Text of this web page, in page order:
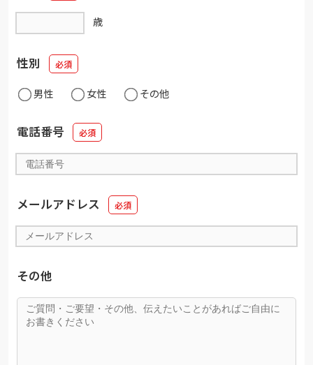
歳
性別
男性 女性 その他
電話番号
メールアドレス
その他